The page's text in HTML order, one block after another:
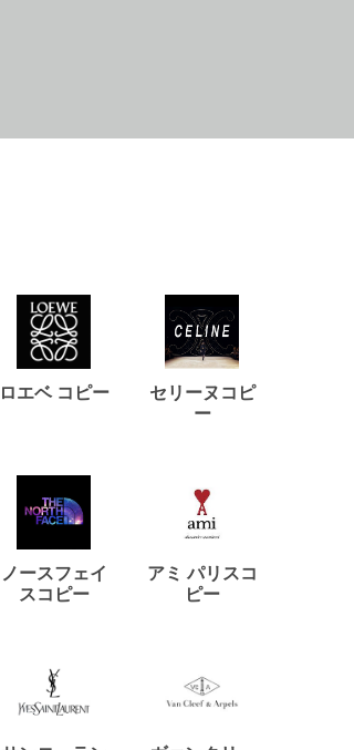
ロエベ コピー
セリーヌコピ
ー
ノースフェイ
スコピー
アミ パリスコ
ピー